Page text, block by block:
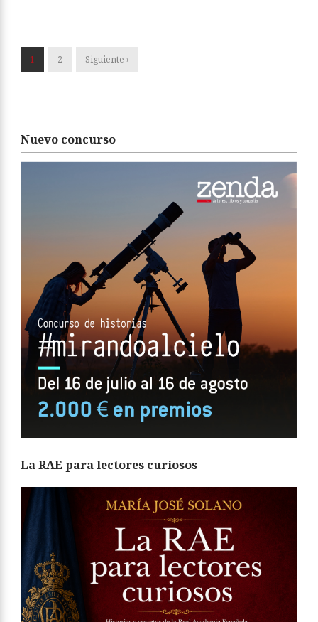
1 2 Siguiente ›
Nuevo concurso
La RAE para lectores curiosos